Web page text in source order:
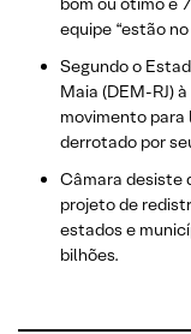
equipe “estão
Segundo o
Maia (DEM-RJ)
movimento para
derrotado por
Câmara desiste
projeto de
estados e
bilhões.